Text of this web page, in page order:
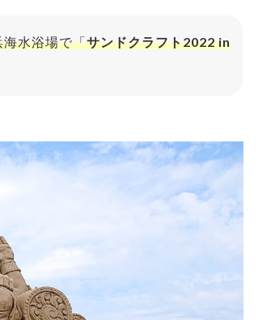
水浴場で「サンドクラフト2022 in